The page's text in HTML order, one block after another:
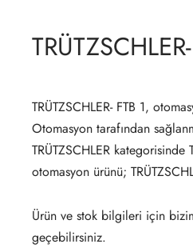
TRÜTZSCHLER- FTB 1,
Otomasyon tarafından
TRÜTZSCHLER kategorisinde
otomasyon ürünü;
Ürün ve stok bilgileri için
geçebilirsiniz.